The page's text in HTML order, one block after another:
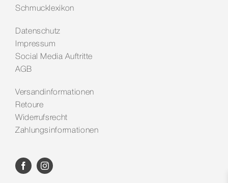
Schmucklexikon
Datenschutz
Impressum
Social Media Auftritte
AGB
Versandinformationen
Retoure
Widerrufsrecht
Zahlungsinformationen